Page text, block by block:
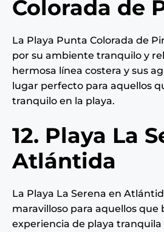
Colorada de
La Playa Punta Colorada de
por su ambiente tranquilo y
hermosa línea costera y sus
lugar perfecto para aquellos
tranquilo en la playa.
12. Playa La
Atlántida
La Playa La Serena en
maravilloso para aquellos que
experiencia de playa tranquila